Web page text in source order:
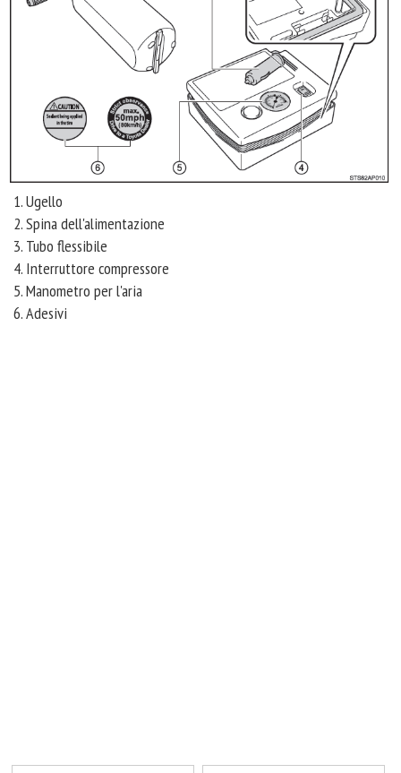
Ugello
Spina dell'alimentazione
Tubo flessibile
Interruttore compressore
Manometro per l'aria
Adesivi